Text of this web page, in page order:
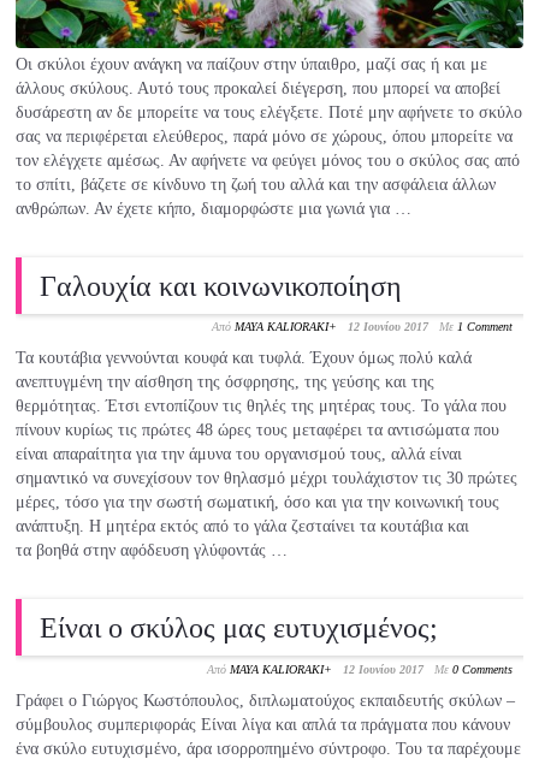
Οι σκύλοι έχουν ανάγκη να παίζουν στην ύπαιθρο, μαζί σας ή και με
άλλους σκύλους. Αυτό τους προκαλεί διέγερση, που μπορεί να αποβεί
δυσάρεστη αν δε μπορείτε να τους ελέγξετε. Ποτέ μην αφήνετε το σκύλο
σας να περιφέρεται ελεύθερος, παρά μόνο σε χώρους, όπου μπορείτε να
τον ελέγχετε αμέσως. Αν αφήνετε να φεύγει μόνος του ο σκύλος σας από
το σπίτι, βάζετε σε κίνδυνο τη ζωή του αλλά και την ασφάλεια άλλων
ανθρώπων. Αν έχετε κήπο, διαμορφώστε μια γωνιά για …
Γαλουχία και κοινωνικοποίηση
ΑπόMAYA KALIORAKI+ 12 Ιουνίου 2017 Με1 Comment
Τα κουτάβια γεννούνται κουφά και τυφλά. Έχουν όμως πολύ καλά
ανεπτυγμένη την αίσθηση της όσφρησης, της γεύσης και της
θερμότητας. Έτσι εντοπίζουν τις θηλές της μητέρας τους. Το γάλα που
πίνουν κυρίως τις πρώτες 48 ώρες τους μεταφέρει τα αντισώματα που
είναι απαραίτητα για την άμυνα του οργανισμού τους, αλλά είναι
σημαντικό να συνεχίσουν τον θηλασμό μέχρι τουλάχιστον τις 30 πρώτες
μέρες, τόσο για την σωστή σωματική, όσο και για την κοινωνική τους
ανάπτυξη. Η μητέρα εκτός από το γάλα ζεσταίνει τα κουτάβια και
τα βοηθά στην αφόδευση γλύφοντάς …
Είναι ο σκύλος μας ευτυχισμένος;
Από MAYA KALIORAKI+ 12 Ιουνίου 2017 Με0 Comments
Γράφει ο Γιώργος Κωστόπουλος, διπλωματούχος εκπαιδευτής σκύλων –
σύμβουλος συμπεριφοράς Είναι λίγα και απλά τα πράγματα που κάνουν
ένα σκύλο ευτυχισμένο, άρα ισορροπημένο σύντροφο. Του τα παρέχουμε